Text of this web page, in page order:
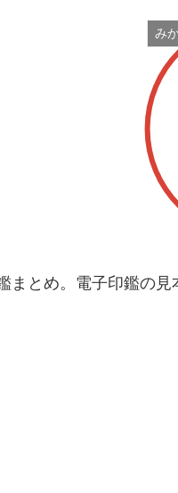
み
まとめ。電子印鑑の見